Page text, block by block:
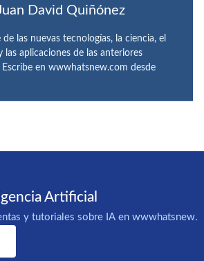
David Quiñónez
las nuevas tecnologías, la ciencia, el
las aplicaciones de las anteriores
en wwwhatsnew.com desde
Artificial
y tutoriales sobre IA en wwwhatsnew.